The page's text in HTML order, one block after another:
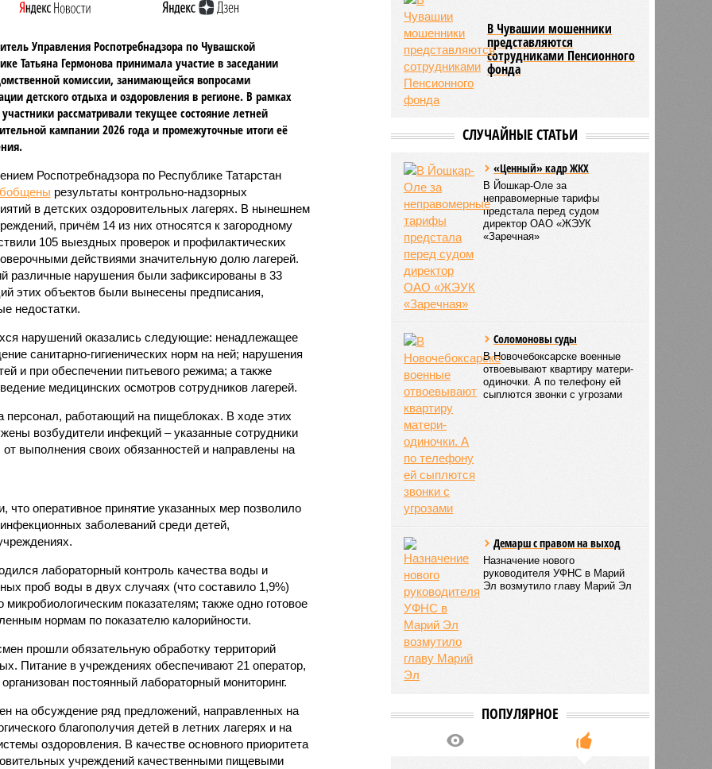
Управления Роспотребнадзора по Чувашской
Татьяна Гермонова принимала участие в заседании
комиссии, занимающейся вопросами
детского отдыха и оздоровления в регионе. В рамках
рассматривали текущее состояние летней
кампании 2026 года и промежуточные итоги её
Роспотребнадзора по Республике Татарстан
результаты контрольно-надзорных
в детских оздоровительных лагерях. В нынешнем
причём 14 из них относятся к загородному
105 выездных проверок и профилактических
действиями значительную долю лагерей.
различные нарушения были зафиксированы в 33
этих объектов были вынесены предписания,
недостатки.
нарушений оказались следующие: ненадлежащее
санитарно-гигиенических норм на ней; нарушения
и при обеспечении питьевого режима; а также
медицинских осмотров сотрудников лагерей.
работающий на пищеблоках. В ходе этих
возбудители инфекций – указанные сотрудники
выполнения своих обязанностей и направлены на
что оперативное принятие указанных мер позволило
заболеваний среди детей,
лабораторный контроль качества воды и
проб воды в двух случаях (что составило 1,9%)
показателям; также одно готовое
нормам по показателю калорийности.
прошли обязательную обработку территорий
Питание в учреждениях обеспечивают 21 оператор,
постоянный лабораторный мониторинг.
на обсуждение ряд предложений, направленных на
благополучия детей в летних лагерях и на
оздоровления. В качестве основного приоритета
учреждений качественными пищевыми
В Чувашии мошенники
представляются
сотрудниками Пенсионного
фонда
СЛУЧАЙНЫЕ СТАТЬИ
«Ценный» кадр ЖКХ
В Йошкар-Оле за
неправомерные тарифы
предстала перед судом
директор ОАО «ЖЭУК
«Заречная»
Соломоновы суды
В Новочебоксарске военные
отвоевывают квартиру матери-
одиночки. А по телефону ей
сыплются звонки с угрозами
Демарш с правом на выход
Назначение нового
руководителя УФНС в Марий
Эл возмутило главу Марий Эл
ПОПУЛЯРНОЕ